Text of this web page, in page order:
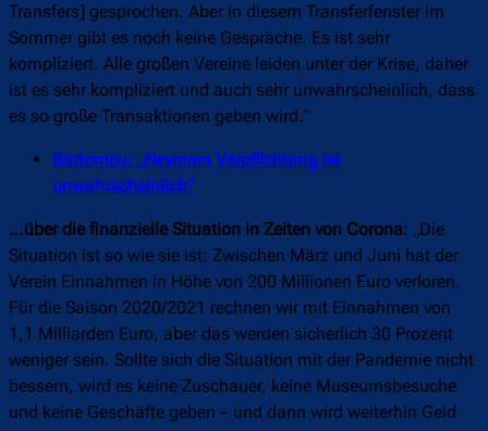
Transfers] gesprochen. Aber in diesem Transferfenster im
Sommer gibt es noch keine Gespräche. Es ist sehr
kompliziert. Alle großen Vereine leiden unter der Krise, daher
ist es sehr kompliziert und auch sehr unwahrscheinlich, dass
es so große Transaktionen geben wird.“
Bartomeu: „Neymars Verpflichtung ist
unwahrscheinlich“
…über die finanzielle Situation in Zeiten von Corona: „Die
Situation ist so wie sie ist: Zwischen März und Juni hat der
Verein Einnahmen in Höhe von 200 Millionen Euro verloren.
Für die Saison 2020/2021 rechnen wir mit Einnahmen von
1,1 Milliarden Euro, aber das werden sicherlich 30 Prozent
weniger sein. Sollte sich die Situation mit der Pandemie nicht
bessern, wird es keine Zuschauer, keine Museumsbesuche
und keine Geschäfte geben – und dann wird weiterhin Geld